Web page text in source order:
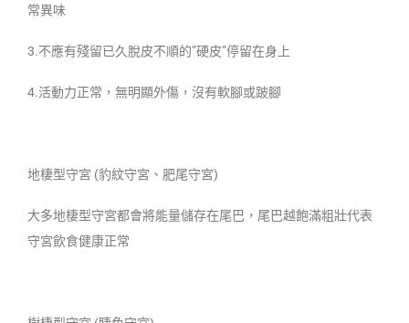
常異味
3.不應有殘留已久脫皮不順的”硬皮”停留在身上
4.活動力正常，無明顯外傷，沒有軟腳或跛腳
地棲型守宮 (豹紋守宮、肥尾守宮)
大多地棲型守宮都會將能量儲存在尾巴，尾巴越飽滿粗壯代表
守宮飲食健康正常